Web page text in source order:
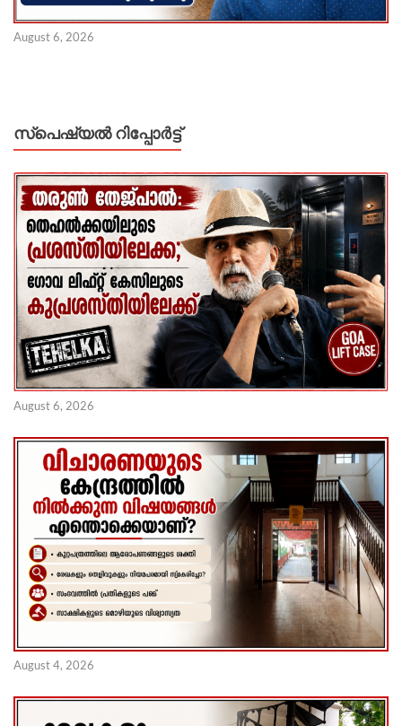
August 6, 2026
സ്പെഷ്യൽ റിപ്പോര്‍ട്ട്
August 6, 2026
August 4, 2026